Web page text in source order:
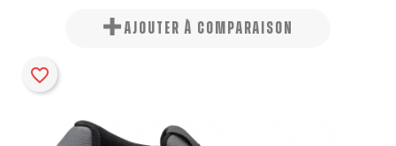
AJOUTER À COMPARAISON
favorite_border